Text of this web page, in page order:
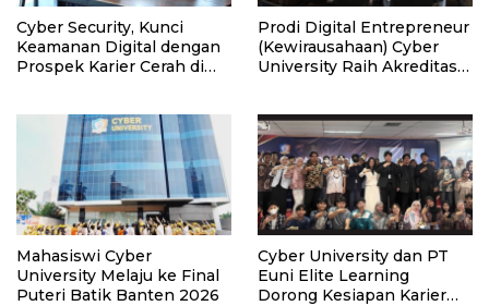
Cyber Security, Kunci
Keamanan Digital dengan
Prospek Karier Cerah di
Prodi Digital Entrepreneur
(Kewirausahaan) Cyber
University Raih Akreditasi
Mahasiswi Cyber
University Melaju ke Final
Puteri Batik Banten 2026
Cyber University dan PT
Euni Elite Learning
Dorong Kesiapan Karier